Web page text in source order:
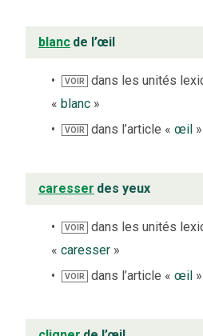
blanc de l’œil
VOIR
dans les unités
« blanc »
VOIR dans l’article «œil »
caresser des yeux
VOIR
dans les unités
« caresser »
VOIR dans l’article «œil »